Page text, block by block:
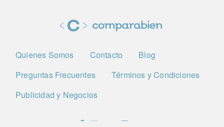
Quienes Somos Contacto
Blog
Preguntas Frecuentes
Términos y Condiciones
Publicidad y Negocios